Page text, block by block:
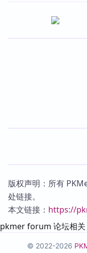
版权声明：所有
处链接。
本文链接： https://
pkmer forum 论坛相关
© 2022-2026